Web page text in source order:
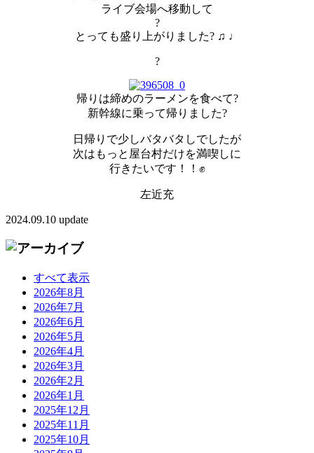
ライブ会場へ移動して
?
とっても盛り上がりました? ♫ ♩
?
帰りは締めのラーメンを食べて?
新幹線に乗って帰りました?
日帰りで少しバタバタしでしたが
次はもっと屋台村だけを満喫しに
行きたいです！！✊
左近充
2024.09.10 update
すべて表示
2026年8月
2026年7月
2026年6月
2026年5月
2026年4月
2026年3月
2026年2月
2026年1月
2025年12月
2025年11月
2025年10月